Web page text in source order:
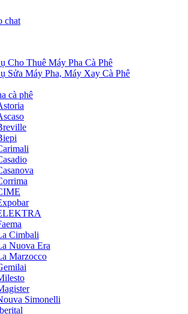
Cho Thuê Máy Pha Cà Phê
Sửa Máy Pha, Máy Xay Cà Phê
cà phê
Cimbali
Nuova Era
Marzocco
Simonelli